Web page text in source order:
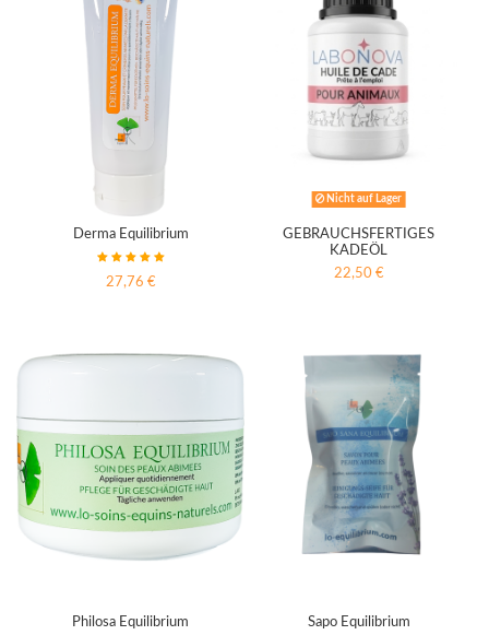
Derma Equilibrium
27,76 €
Nicht auf Lager
GEBRAUCHSFERTIGES
KADEÖL
22,50 €
Philosa Equilibrium Sapo Equilibrium